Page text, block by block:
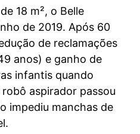
18 m², o Belle
de 2019. Após 60
de reclamações
anos) e ganho de
infantis quando
aspirador passou
impediu manchas de